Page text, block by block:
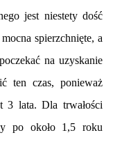
jest niestety dość
spierzchnięte, a
na uzyskanie
ten czas, ponieważ
3 lata. Dla trwałości
po około 1,5 roku